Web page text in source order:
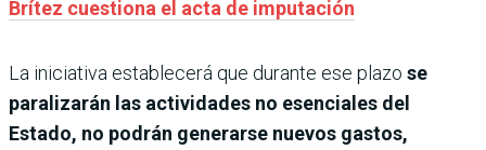
Brítez cuestiona el acta de imputación
La iniciativa establecerá que durante ese plazo se
paralizarán las actividades no esenciales del
Estado, no podrán generarse nuevos gastos,